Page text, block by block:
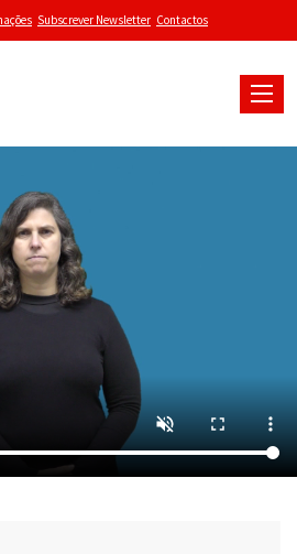
Subscrever Newsletter Contactos
Toggle